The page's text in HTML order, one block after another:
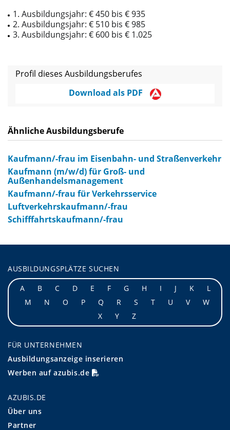
1. Ausbildungsjahr: € 450 bis € 935
2. Ausbildungsjahr: € 510 bis € 985
3. Ausbildungsjahr: € 600 bis € 1.025
Profil dieses Ausbildungsberufes
Download als PDF
Ähnliche Ausbildungsberufe
Kaufmann/-frau im Eisenbahn- und Straßenverkehr
Kaufmann (m/w/d) für Groß- und
Außenhandelsmanagement
Kaufmann/-frau für Verkehrsservice
Luftverkehrskaufmann/-frau
Schifffahrtskaufmann/-frau
AUSBILDUNGSPLÄTZE SUCHEN
A
B C D E F G H I J K
L
M
N O P Q R S T U V
W
X
Y Z
FÜR UNTERNEHMEN
Ausbildungsanzeige inserieren
Werben auf azubis.de
AZUBIS.DE
Über uns
Partner